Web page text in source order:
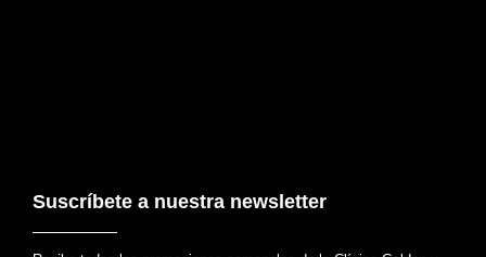
Suscríbete a nuestra newsletter